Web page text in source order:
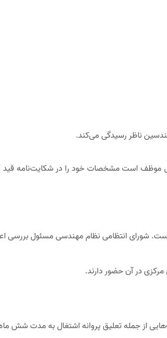
ناظر رسیدگی می‌کند.
موظف است مشخصات خود را در شکایت‌نامه
است. شورای انتظامی نظام مهندسی مسئول بررسی
در آن حضور دارند.
از جمله تعلیق پروانه اشتغال به مدت شش